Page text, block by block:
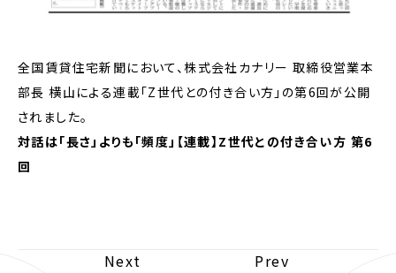
全国賃貸住宅新聞において、株式会社カナリー 取締役営業本
部長 横山による連載「Z世代との付き合い方」の第6回が公開
されました。
対話は「長さ」よりも「頻度」【連載】Z世代との付き合い方 第6
回
Next Prev